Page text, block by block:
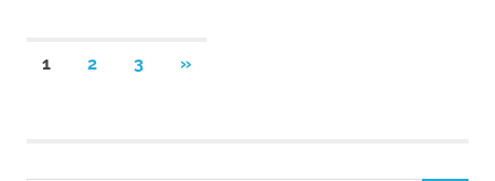
1 2 3
VOLGENDE
»